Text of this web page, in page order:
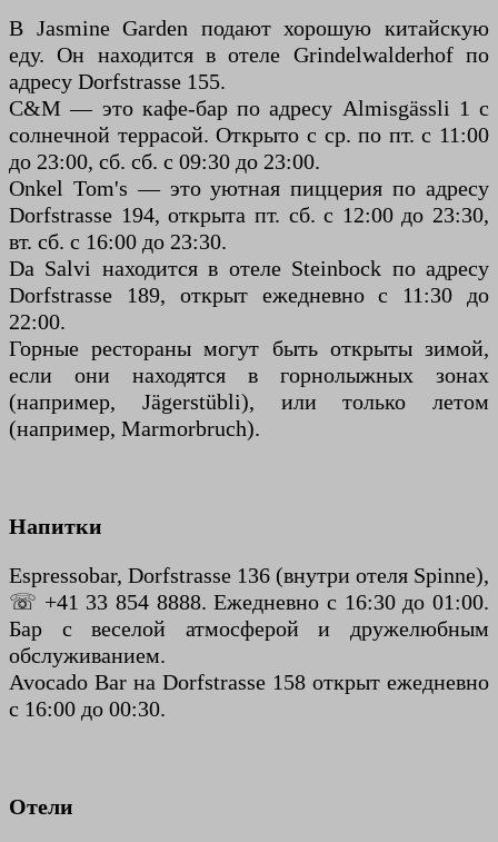
В Jasmine Garden подают хорошую китайскую
еду. Он находится в отеле Grindelwalderhof по
адресу Dorfstrasse 155.
C&M — это кафе-бар по адресу Almisgässli 1 с
солнечной террасой. Открыто с ср. по пт. с 11:00
до 23:00, сб. сб. с 09:30 до 23:00.
Onkel Tom's — это уютная пиццерия по адресу
Dorfstrasse 194, открыта пт. сб. с 12:00 до 23:30,
вт. сб. с 16:00 до 23:30.
Da Salvi находится в отеле Steinbock по адресу
Dorfstrasse 189, открыт ежедневно с 11:30 до
22:00.
Горные рестораны могут быть открыты зимой,
если они находятся в горнолыжных зонах
(например, Jägerstübli), или только летом
(например, Marmorbruch).
Напитки
Espressobar, Dorfstrasse 136 (внутри отеля Spinne),
☏ +41 33 854 8888. Ежедневно с 16:30 до 01:00.
Бар с веселой атмосферой и дружелюбным
обслуживанием.
Avocado Bar на Dorfstrasse 158 открыт ежедневно
с 16:00 до 00:30.
Отели